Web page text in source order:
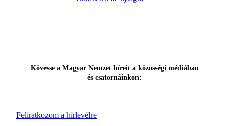
Feliratkozom a hírlevélre
Kövesse a Magyar Nemzet híreit a közösségi médiában
és csatornáinkon: